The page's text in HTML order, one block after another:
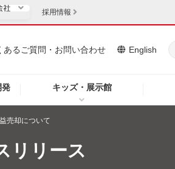
発 キッズ・展示館
あるご質問・お問い合わせ English
安定供給
企業情報
法人のお客さま
採用情報
売却について
リリース